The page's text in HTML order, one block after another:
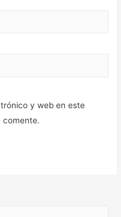
y web en este
comente.